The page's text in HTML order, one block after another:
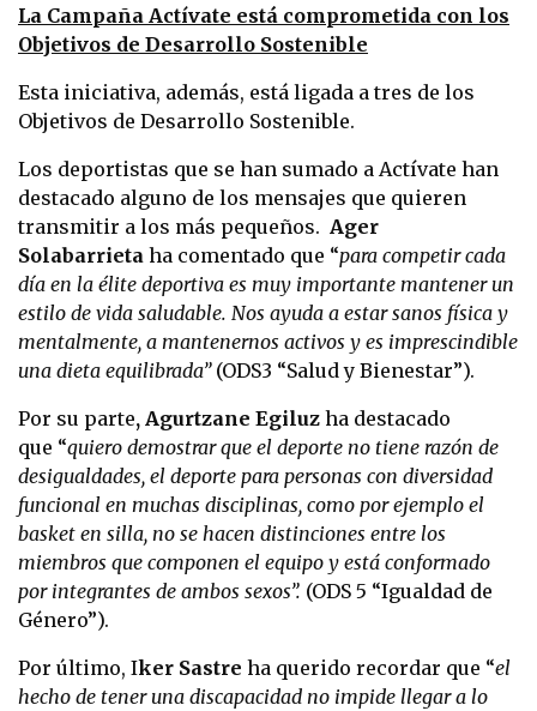
La Campaña Actívate está comprometida con los
Objetivos de Desarrollo Sostenible
Esta iniciativa, además, está ligada a tres de los
Objetivos de Desarrollo Sostenible.
Los deportistas que se han sumado a Actívate han
destacado alguno de los mensajes que quieren
transmitir a los más pequeños. Ager
Solabarrieta ha comentado que “para competir cada
día en la élite deportiva es muy importante mantener un
estilo de vida saludable. Nos ayuda a estar sanos física y
mentalmente, a mantenernos activos y es imprescindible
una dieta equilibrada” (ODS3 “Salud y Bienestar”).
Por su parte, Agurtzane Egiluz ha destacado
que “quiero demostrar que el deporte no tiene razón de
desigualdades, el deporte para personas con diversidad
funcional en muchas disciplinas, como por ejemplo el
basket en silla, no se hacen distinciones entre los
miembros que componen el equipo y está conformado
por integrantes de ambos sexos”. (ODS 5 “Igualdad de
Género”).
Por último, Iker Sastre ha querido recordar que “el
hecho de tener una discapacidad no impide llegar a lo